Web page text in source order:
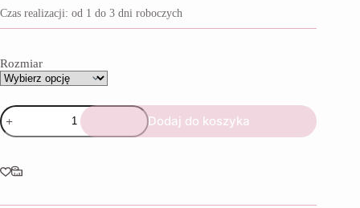
9,90 zł
do
Czas realizacji: od 1 do 3 dni roboczych
Rozmiar
ilość
Foremka
Ubranie
chłopca
I
Dodaj do koszyka